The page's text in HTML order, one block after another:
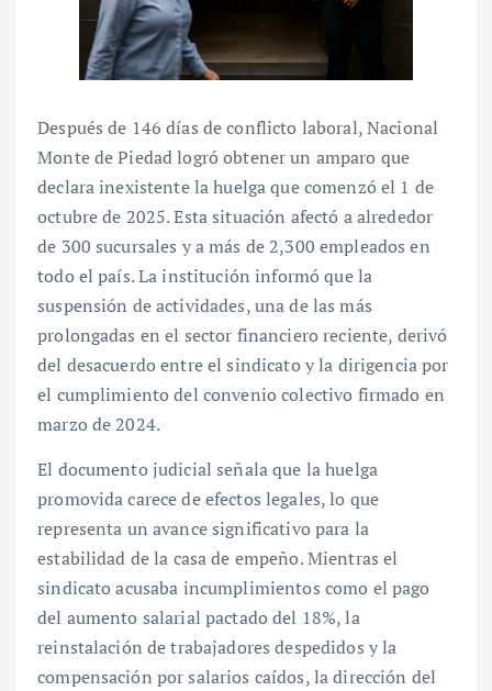
Después de 146 días de conflicto laboral, Nacional
Monte de Piedad logró obtener un amparo que
declara inexistente la huelga que comenzó el 1 de
octubre de 2025. Esta situación afectó a alrededor
de 300 sucursales y a más de 2,300 empleados en
todo el país. La institución informó que la
suspensión de actividades, una de las más
prolongadas en el sector financiero reciente, derivó
del desacuerdo entre el sindicato y la dirigencia por
el cumplimiento del convenio colectivo firmado en
marzo de 2024.
El documento judicial señala que la huelga
promovida carece de efectos legales, lo que
representa un avance significativo para la
estabilidad de la casa de empeño. Mientras el
sindicato acusaba incumplimientos como el pago
del aumento salarial pactado del 18%, la
reinstalación de trabajadores despedidos y la
compensación por salarios caídos, la dirección del